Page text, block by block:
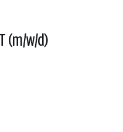
(m/w/d)